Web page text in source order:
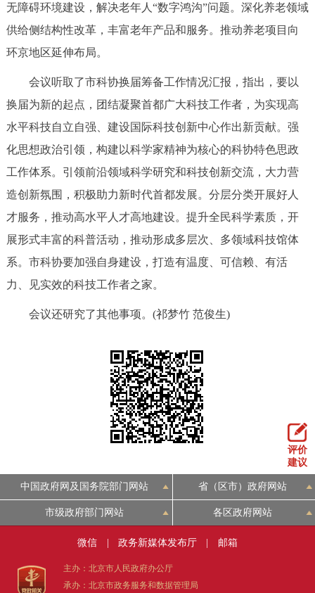
无障碍环境建设，解决老年人“数字鸿沟”问题。深化养老领域
供给侧结构性改革，丰富老年产品和服务。推动养老项目向
环京地区延伸布局。
会议听取了市科协换届筹备工作情况汇报，指出，要以
换届为新的起点，团结凝聚首都广大科技工作者，为实现高
水平科技自立自强、建设国际科技创新中心作出新贡献。强
化思想政治引领，构建以科学家精神为核心的科协特色思政
工作体系。引领前沿领域科学研究和科技创新交流，大力营
造创新氛围，积极助力新时代首都发展。分层分类开展好人
才服务，推动高水平人才高地建设。提升全民科学素质，开
展形式丰富的科普活动，推动形成多层次、多领域科技馆体
系。市科协要加强自身建设，打造有温度、可信赖、有活
力、见实效的科技工作者之家。
会议还研究了其他事项。(祁梦竹 范俊生)
评价
建议
中国政府网及国务院部门网站 省（区市）政府网站
市级政府部门网站 各区政府网站
微信 政务新媒体发布厅 邮箱
主办：北京市人民政府办公厅
承办：北京市政务服务和数据管理局